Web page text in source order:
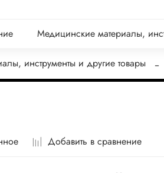
Медицинские материалы,
инструменты и другие товары
Добавить в сравнение